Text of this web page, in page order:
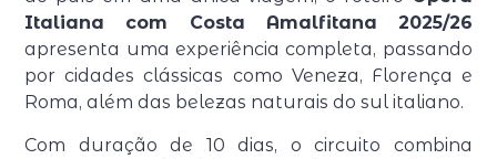
Italiana com Costa Amalfitana 2025/26
apresenta uma experiência completa, passando
por cidades clássicas como Veneza, Florença e
Roma, além das belezas naturais do sul italiano.
Com duração de 10 dias, o circuito combina